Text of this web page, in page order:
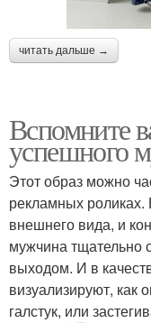
читать дальше →
Вспомните
успешного
Этот образ можно
рекламных роликах.
внешнего вида, и
мужчина тщательно
выходом. И в
визуализируют, как
галстук, или